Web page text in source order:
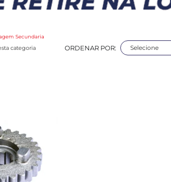
Secundaria
categoria ORDENAR POR: